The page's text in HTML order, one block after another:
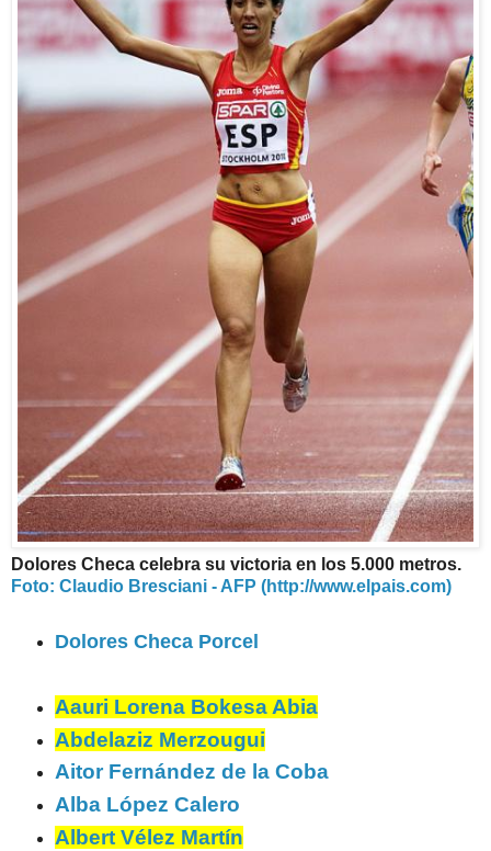
Dolores Checa celebra su victoria en los 5.000 metros.
Foto: Claudio Bresciani - AFP (http://www.elpais.com)
Dolores Checa Porcel
Aauri Lorena Bokesa Abia
Abdelaziz Merzougui
Aitor Fernández de la Coba
Alba López Calero
Albert Vélez Martín